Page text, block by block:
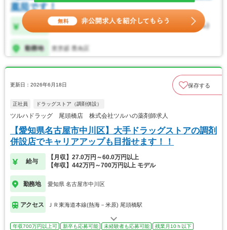
更新日：2026年6月18日 保存する
正社員 ドラッグストア（調剤併設）
ツルハドラッグ 尾頭橋店 株式会社ツルハの薬剤師求人
【愛知県名古屋市中川区】大手ドラッグストアの調剤
併設店でキャリアアップも目指せます！！
給与
【月収】27.0万円～60.0万円以上
【年収】442万円～700万円以上 モデル
勤務地 愛知県 名古屋市中川区
アクセス ＪＲ東海道本線(熱海－米原) 尾頭橋駅
年収700万円以上可 新卒も応募可能 未経験者も応募可能
残業月10ｈ以下